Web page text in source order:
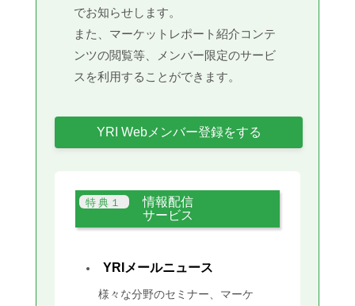
でお知らせします。
また、マーケットレポート紹介コンテ
ンツの閲覧等、メンバー限定のサービ
スを利用することができます。
YRI Webメンバー登録をする
情報配信
サービス
YRIメールニュース
様々な分野のセミナー、マーケ